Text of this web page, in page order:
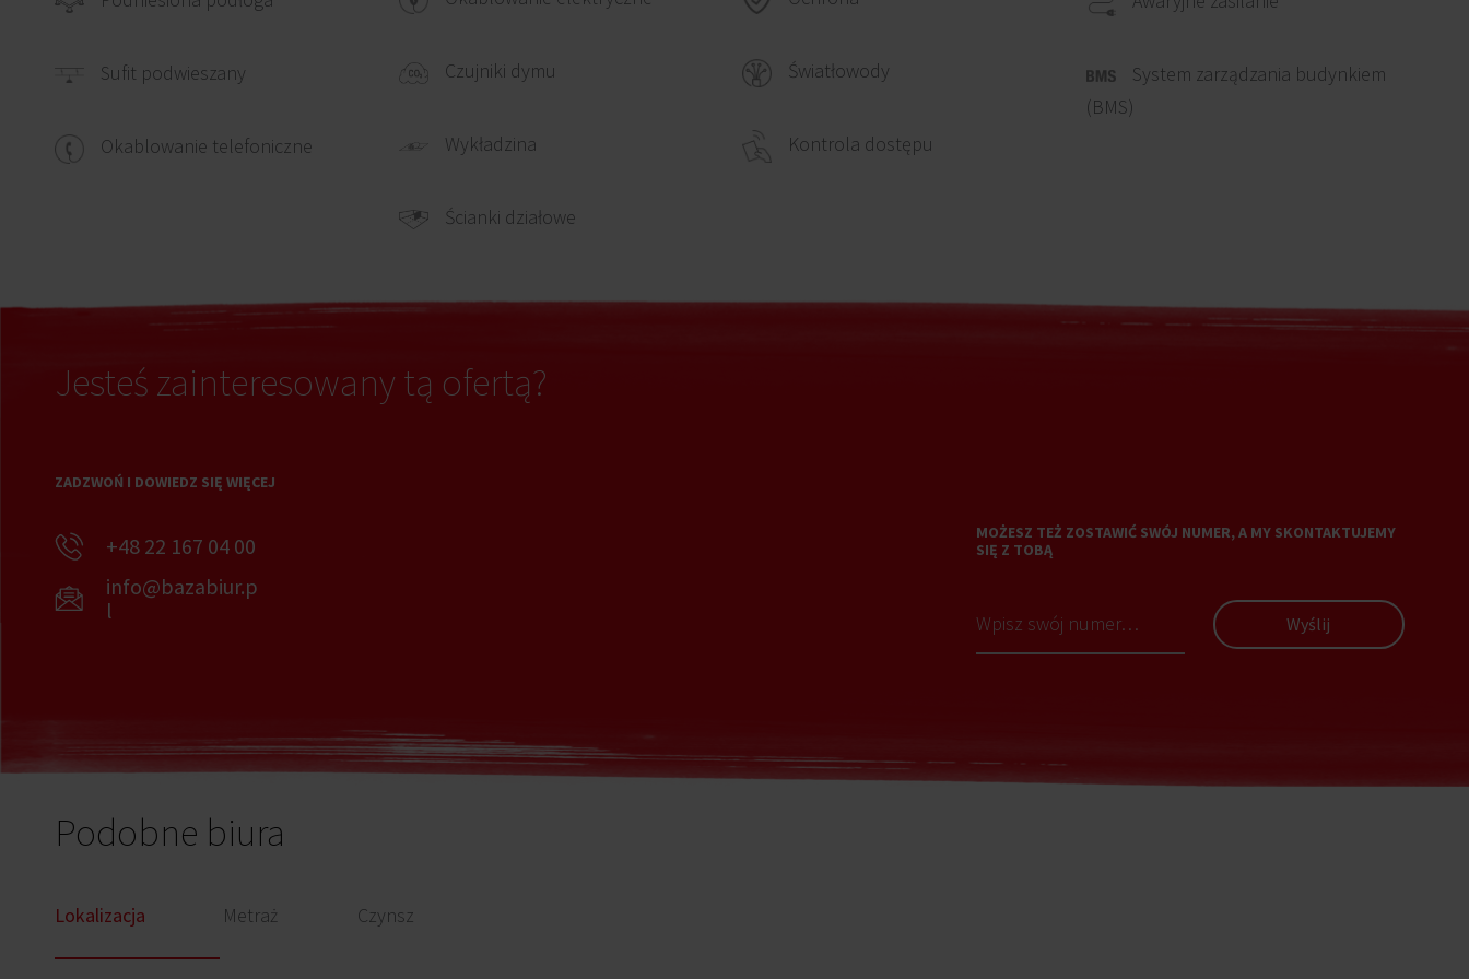
Sufit podwieszany
Okablowanie telefoniczne
Czujniki dymu
Wykładzina
Ścianki działowe
Światłowody
Kontrola dostępu
System zarządzania budynkiem
(BMS)
Jesteś zainteresowany tą ofertą?
ZADZWOŃ I DOWIEDZ SIĘ WIĘCEJ
+48 22 167 04 00
info@bazabiur.p
l
MOŻESZ TEŻ ZOSTAWIĆ SWÓJ NUMER, A MY SKONTAKTUJEMY
SIĘ Z TOBĄ
Wyślij
Podobne biura
Lokalizacja Metraż Czynsz